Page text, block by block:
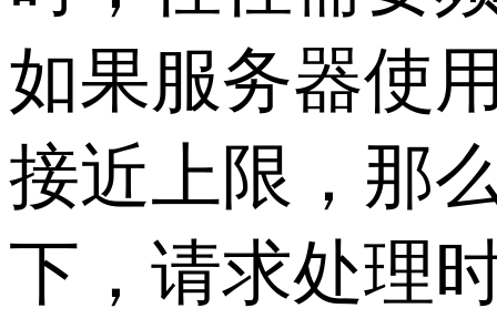
如果服务器使
接近上限，那
下，请求处理